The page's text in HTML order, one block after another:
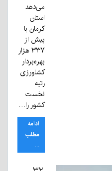
می‌دهد
استان
کرمان با
بیش از
۳۳۷ هزار
بهره‌بردار
کشاورزی
رتبه
نخست
کشور را…
ادامه
مطلب
...